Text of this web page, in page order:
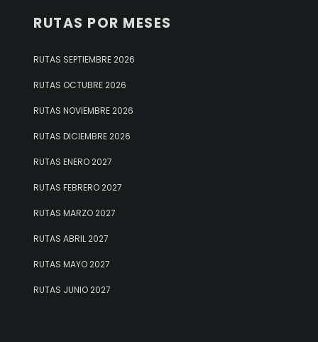
RUTAS POR MESES
RUTAS SEPTIEMBRE 2026
RUTAS OCTUBRE 2026
RUTAS NOVIEMBRE 2026
RUTAS DICIEMBRE 2026
RUTAS ENERO 2027
RUTAS FEBRERO 2027
RUTAS MARZO 2027
RUTAS ABRIL 2027
RUTAS MAYO 2027
RUTAS JUNIO 2027